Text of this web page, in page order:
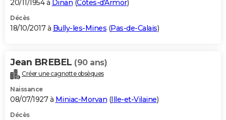
20/11/1954 à Dinan (Côtes-d'Armor)
Décès
18/10/2017 à Bully-les-Mines (Pas-de-Calais)
Jean BREBEL (90 ans)
Créer une cagnotte obsèques
Naissance
08/07/1927 à Miniac-Morvan (Ille-et-Vilaine)
Décès